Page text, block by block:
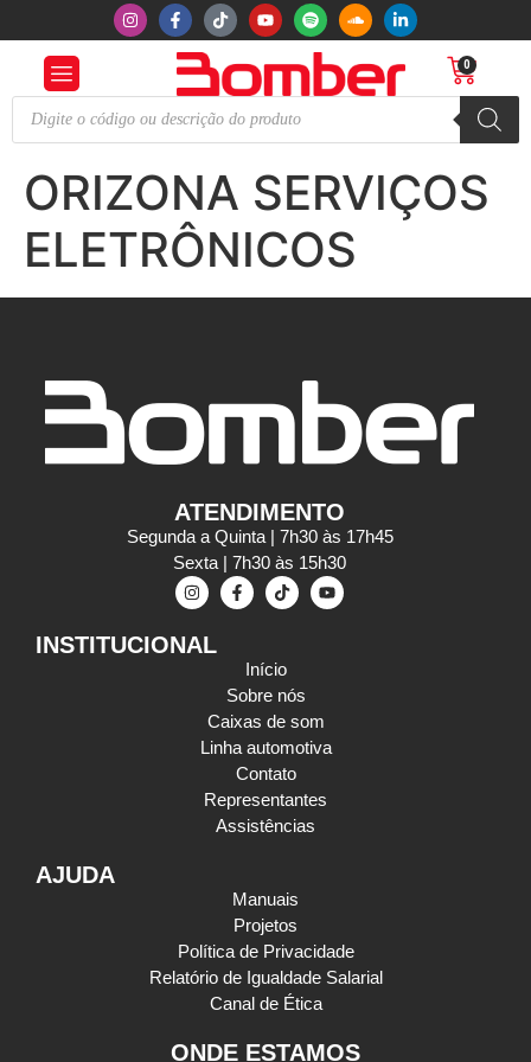
0
ORIZONA SERVIÇOS
ELETRÔNICOS
ATENDIMENTO
Segunda a Quinta | 7h30 às 17h45
Sexta | 7h30 às 15h30
INSTITUCIONAL
Início
Sobre nós
Caixas de som
Linha automotiva
Contato
Representantes
Assistências
AJUDA
Manuais
Projetos
Política de Privacidade
Relatório de Igualdade Salarial
Canal de Ética
ONDE ESTAMOS